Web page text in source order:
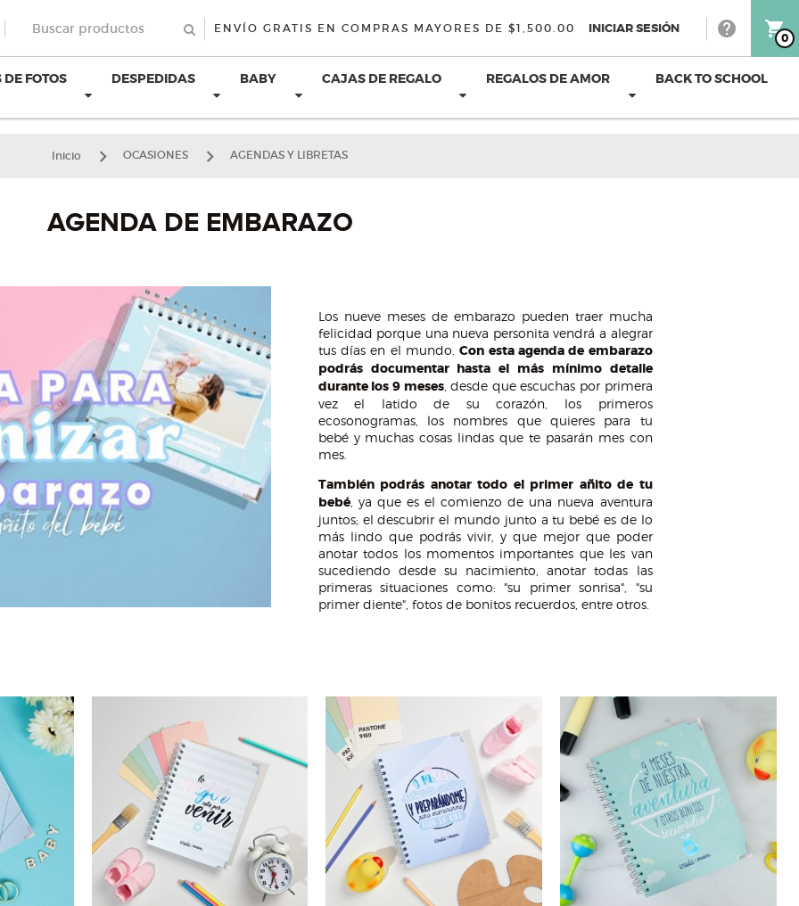
ENVÍO GRATIS EN COMPRAS MAYORES DE $1,500.00 INICIAR SESIÓN help 0
shopping_cart
FOTOS DESPEDIDAS BABY CAJAS DE REGALO REGALOS DE AMOR BACK TO SCHOOL
Inicio OCASIONES AGENDAS Y LIBRETAS
AGENDA DE EMBARAZO
Los nueve meses de embarazo pueden traer mucha
felicidad porque una nueva personita vendrá a alegrar
tus días en el mundo.Con esta agenda de embarazo
podrás documentar hasta el más mínimo detalle
durante los 9 meses, desde que escuchas por primera
vez el latido de su corazón, los primeros
ecosonogramas, los nombres que quieres para tu
bebé y muchas cosas lindas que te pasarán mes con
mes.
También podrás anotar todo el primer añito de tu
bebé, ya que es el comienzo de una nueva aventura
juntos; el descubrir el mundo junto a tu bebé es de lo
más lindo que podrás vivir, y que mejor que poder
anotar todos los momentos importantes que les van
sucediendo desde su nacimiento, anotar todas las
primeras situaciones como: "su primer sonrisa", "su
primer diente", fotos de bonitos recuerdos, entre otros.